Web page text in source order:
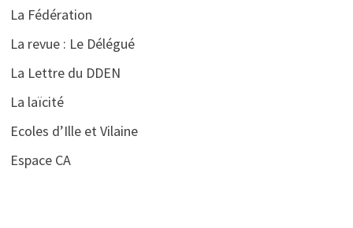
La Fédération
La revue : Le Délégué
La Lettre du DDEN
La laïcité
Ecoles d’Ille et Vilaine
Espace CA